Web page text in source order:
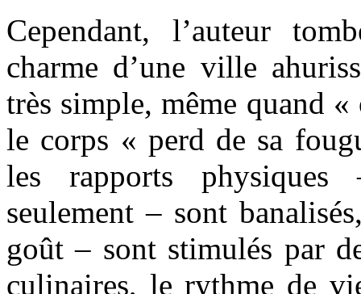
Cependant, l’auteur
charme d’une ville
très simple, même quand
le corps « perd de sa
les rapports
seulement – sont
goût – sont stimulés par
culinaires, le rythme de